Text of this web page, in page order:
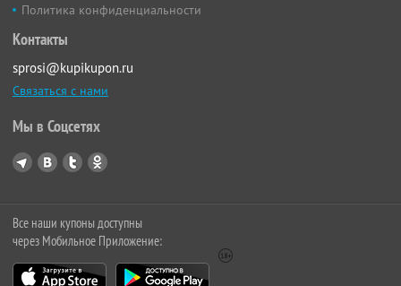
Политика конфиденциальности
Контакты
sprosi@kupikupon.ru
Связаться с нами
Мы в Соцсетях
Все наши купоны доступны
через Мобильное Приложение: